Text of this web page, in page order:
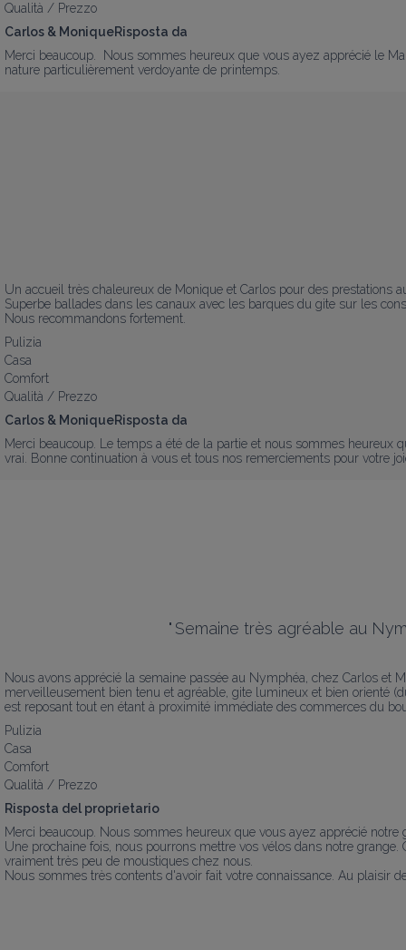
Qualità / Prezzo
Carlos & MoniqueRisposta da
Merci beaucoup.  Nous sommes heureux que vous ayez apprécié le
nature particulièrement verdoyante de printemps.
Un accueil très chaleureux de Monique et Carlos pour des prestations
Superbe ballades dans les canaux avec les barques du gite sur les
Nous recommandons fortement.
Pulizia
Casa
Comfort
Qualità / Prezzo
Carlos & MoniqueRisposta da
Merci beaucoup. Le temps a été de la partie et nous sommes
vrai. Bonne continuation à vous et tous nos remerciements pour votre
" Semaine très agréable au
Nous avons apprécié la semaine passée au Nymphéa, chez Carlos et
merveilleusement bien tenu et agréable, gite lumineux et bien orienté
est reposant tout en étant à proximité immédiate des commerces du
Pulizia
Casa
Comfort
Qualità / Prezzo
Risposta del proprietario
Merci beaucoup. Nous sommes heureux que vous ayez apprécié
Une prochaine fois, nous pourrons mettre vos vélos dans notre
vraiment très peu de moustiques chez nous.
Nous sommes très contents d'avoir fait votre connaissance. Au plaisir